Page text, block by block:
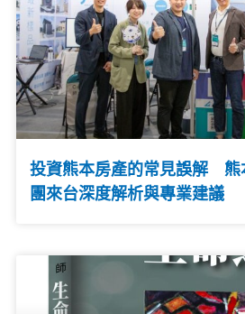
投資熊本房產的常見誤解 熊
團來台深度解析與專業建議